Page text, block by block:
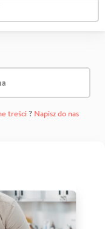
treści? Napisz do nas